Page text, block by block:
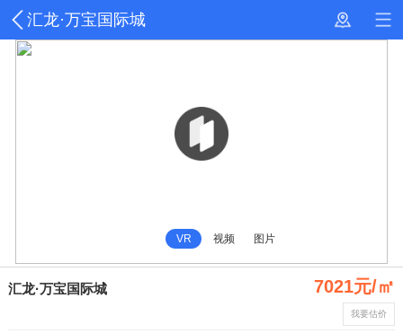
汇龙·万宝国际城
VR 视频 图片
7021元/㎡
我要估价
汇龙·万宝国际城